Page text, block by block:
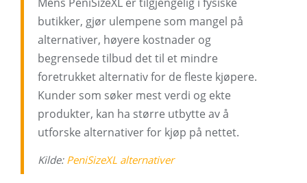
butikker, gjør ulempene som mangel på
alternativer, høyere kostnader og
begrensede tilbud det til et mindre
foretrukket alternativ for de fleste kjøpere.
Kunder som søker mest verdi og ekte
produkter, kan ha større utbytte av å
utforske alternativer for kjøp på nettet.
Kilde: PeniSizeXL alternativer